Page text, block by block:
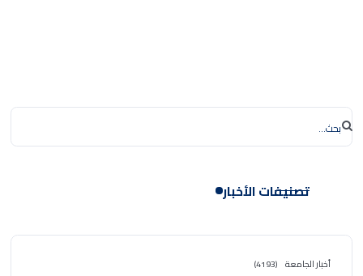
تصنيفات الأخبار
أخبار الجامعة (4193)